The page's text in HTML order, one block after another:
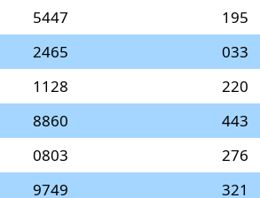
5447
195
2465
033
1128
220
8860
443
0803
276
9749
321